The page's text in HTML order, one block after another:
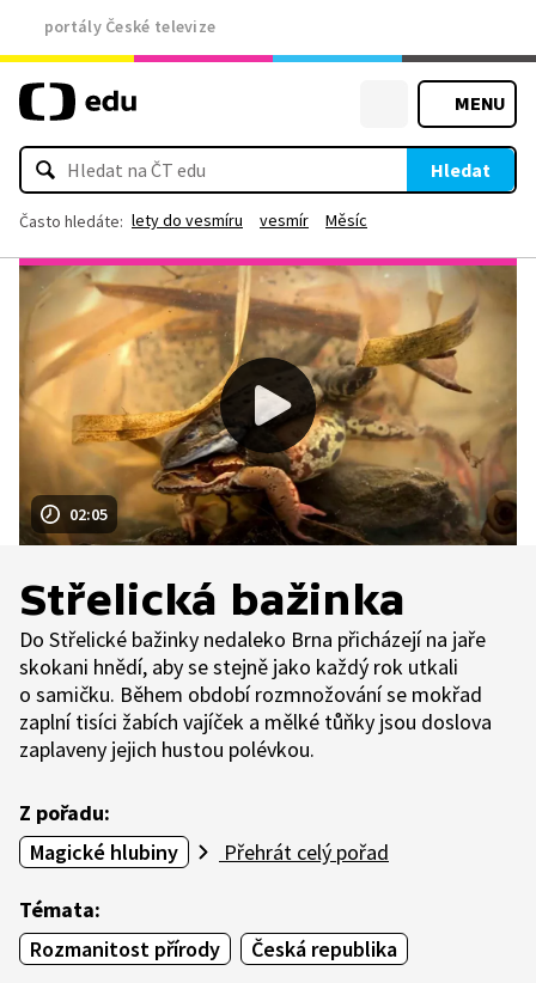
portály České televize
MENU
Hledat
Často hledáte: lety do vesmíru vesmír Měsíc
02:05
Střelická bažinka
Do Střelické bažinky nedaleko Brna přicházejí na jaře
skokani hnědí, aby se stejně jako každý rok utkali
o samičku. Během období rozmnožování se mokřad
zaplní tisíci žabích vajíček a mělké tůňky jsou doslova
zaplaveny jejich hustou polévkou.
Z pořadu:
Magické hlubiny
Přehrát celý pořad
Témata:
Rozmanitost přírody
Česká republika